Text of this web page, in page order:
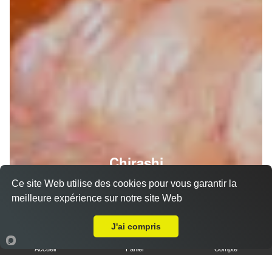
Chirashi
Accueil Panier Compte
Ce site Web utilise des cookies pour vous garantir la
meilleure expérience sur notre site Web
J'ai compris